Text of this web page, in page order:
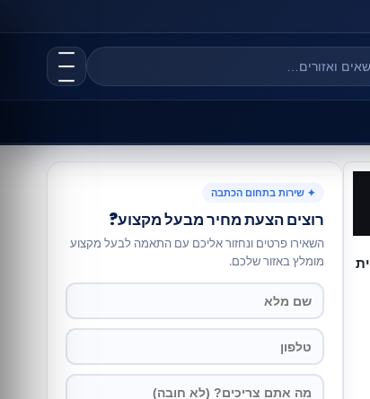
✦ שירות בתחום הכתבה
רוצים הצעת מחיר מבעל מקצוע?
השאירו פרטים ונחזור אליכם עם התאמה לבעל מקצוע
מומלץ באזור שלכם.